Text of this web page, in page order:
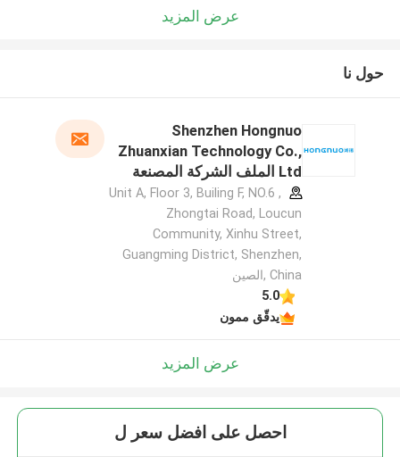
عرض المزيد
حول نا
Shenzhen Hongnuo
Zhuanxian Technology Co.,
Ltd الملف الشركة المصنعة
Unit A, Floor 3, Builing F, NO.6 ,
Zhongtai Road, Loucun
Community, Xinhu Street,
Guangming District, Shenzhen,
China ,الصين
5.0
يدقّق ممون
عرض المزيد
احصل على افضل سعر ل